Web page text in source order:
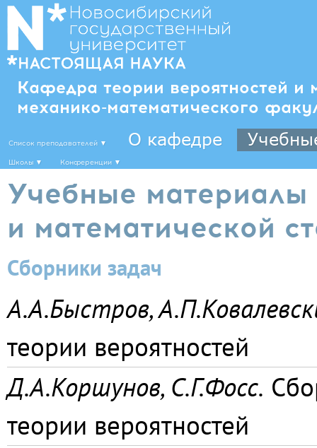
Кафедра теории вероятностей и
механико-математического
Список преподавателей ▼ О кафедре
Школы ▼ Конференции ▼
Учебные материалы
и математической
Сборники задач
А.А.Быстров,
теории вероятностей
Д.А.Коршунов, С.Г.Фосс.
теории вероятностей